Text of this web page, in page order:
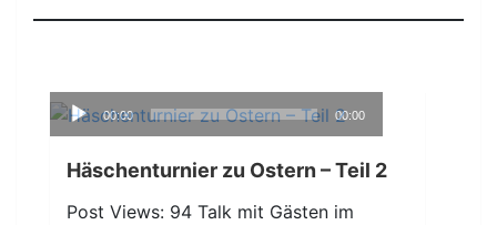
Audio-
00:00 00:00
Häschenturnier zu Ostern – Teil 2
Post Views: 94 Talk mit Gästen im